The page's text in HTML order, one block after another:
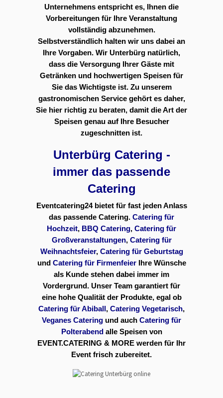
Unternehmens entspricht es, Ihnen die
Vorbereitungen für Ihre Veranstaltung
vollständig abzunehmen.
Selbstverständlich halten wir uns dabei an
Ihre Vorgaben. Wir Unterbürg natürlich,
dass die Versorgung Ihrer Gäste mit
Getränken und hochwertigen Speisen für
Sie das Wichtigste ist. Zu unserem
gastronomischen Service gehört es daher,
Sie hier richtig zu beraten, damit die Art der
Speisen genau auf Ihre Besucher
zugeschnitten ist.
Unterbürg Catering -
immer das passende
Catering
Eventcatering24 bietet für fast jeden Anlass
das passende Catering. Catering für
Hochzeit, BBQ Catering, Catering für
Großveranstaltungen, Catering für
Weihnachtsfeier, Catering für Geburtstag
und Catering für FirmenfeierIhre Wünsche
als Kunde stehen dabei immer im
Vordergrund. Unser Team garantiert für
eine hohe Qualität der Produkte, egal ob
Catering für Abiball , Catering Vegetarisch,
Veganes Catering und auch Catering für
Polterabend alle Speisen von
EVENT.CATERING & MORE werden für Ihr
Event frisch zubereitet.